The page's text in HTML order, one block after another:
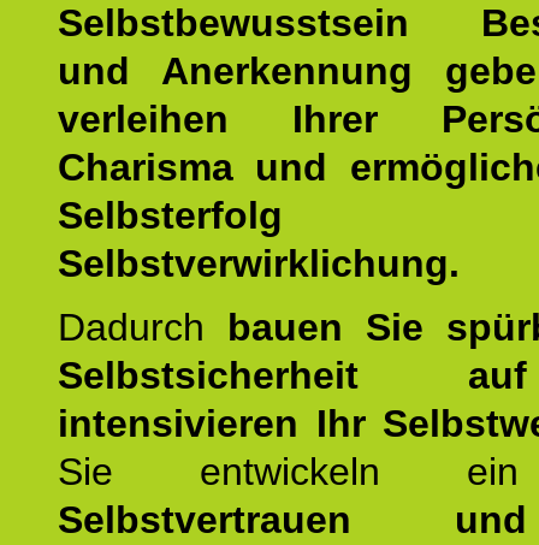
Selbstbewusstsein
und Anerkennung
verleihen Ihrer
Charisma und
Selbstverwirklichung.
Dadurch bauen Sie
Selbstsicherheit
intensivieren Ihr
Sie entwickeln ein
Selbstvertrauen